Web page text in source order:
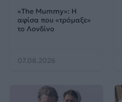
«The Mummy»: Η
αφίσα που «τρόμαξε»
το Λονδίνο
07.08.2026